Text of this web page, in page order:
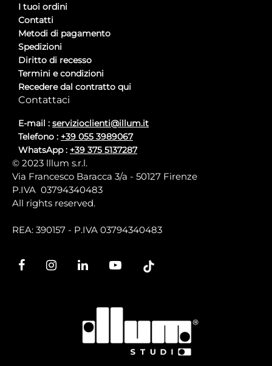
I tuoi ordini
Contatti
Metodi di pagamento
Spedizioni
Diritto di recesso
Termini e condizioni
Recedere dal contratto qui
Contattaci
E-mail : servizioclienti@illum.it
Telefono : +39 055 3989067
WhatsApp : +39 375 5137287
© 2023 lllum s.r.l.
Via Francesco Baracca 3/a - 50127 Firenze
P.IVA 03794340483
All rights reserved.
REA: 390157 - P.IVA 03794340483